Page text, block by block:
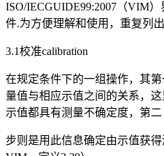
ISO/IECGUIDE99:2007（VIM
件.为方便理解和使用，重复列
3.1校准calibration
在规定条件下的一组操作，其
量值与相应示值之间的关系，
示值都具有测量不确定度，第二
步则是用此信息确定由示值获